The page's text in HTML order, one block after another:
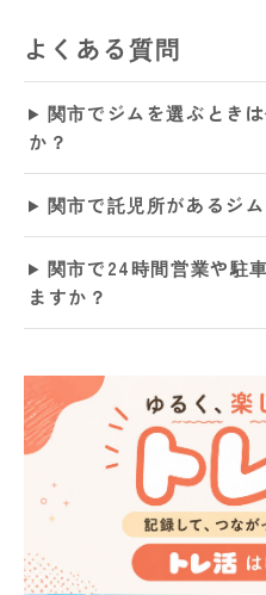
よくある質問
関市でジムを選ぶとき
か？
関市で託児所があるジ
関市で24時間営業や駐
ますか？